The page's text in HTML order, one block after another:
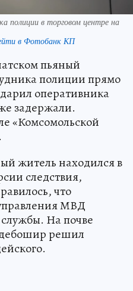
полиции в торговом центре на
в Фотобанк КП
пьяный
полиции прямо
оперативника
задержали.
«Комсомольской
житель находился в
следствия,
что
МВД
На почве
решил